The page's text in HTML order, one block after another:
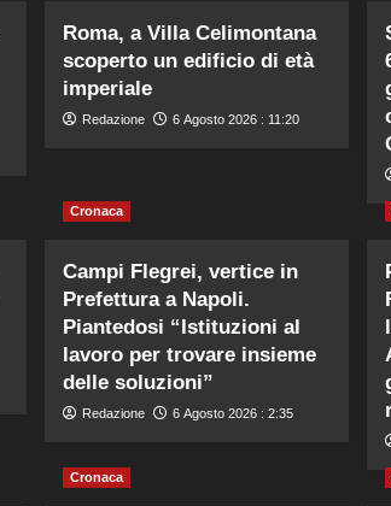
Roma, a Villa Celimontana
scoperto un edificio di età
imperiale
Redazione 6 Agosto 2026 : 11:20
Cronaca
Campi Flegrei, vertice in
Prefettura a Napoli.
Piantedosi “Istituzioni al
lavoro per trovare insieme
delle soluzioni”
Redazione 6 Agosto 2026 : 2:35
Cronaca